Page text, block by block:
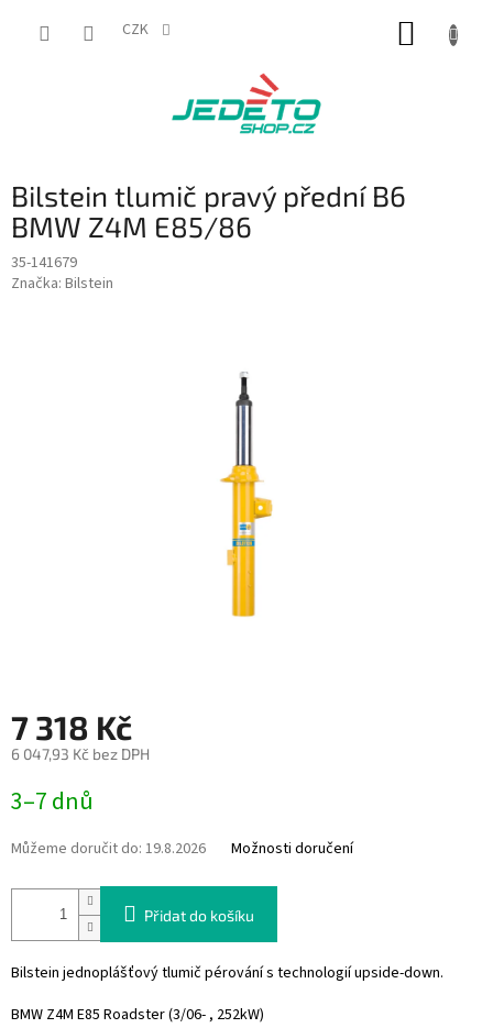
CZK
Bilstein tlumič pravý přední B6
BMW Z4M E85/86
35-141679
Značka: Bilstein
7 318 Kč
6 047,93 Kč bez DPH
cena:
3–7 dnů
Můžeme doručit do: 19.8.2026 Možnosti doručení
Přidat do košíku
Bilstein jednoplášťový tlumič pérování s technologií upside-down.
BMW Z4M E85 Roadster (3/06- , 252kW)